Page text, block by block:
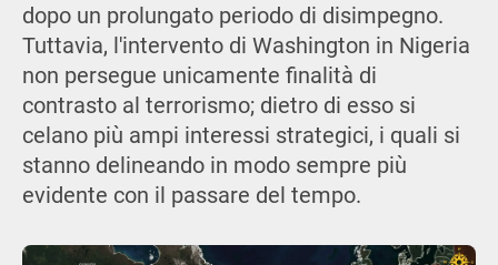
dopo un prolungato periodo di disimpegno.
Tuttavia, l'intervento di Washington in Nigeria
non persegue unicamente finalità di
contrasto al terrorismo; dietro di esso si
celano più ampi interessi strategici, i quali si
stanno delineando in modo sempre più
evidente con il passare del tempo.